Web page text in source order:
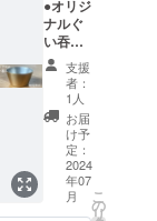
します
受付番
号をご
記入く
ださ
い。 問
い合わ
フォー
https://
地解散
となり
ます。
交通費
は自己
負担）
開催日
月・
火・金
～日 9
時～15
時まで
ミノル
製作
所 ※上
越新幹
線燕三
条駅か
ら車で
約8分
（現地
集合現
地解散
となり
たお写
真を
メール
でお送
りさせ
ていた
だきま
す。 ※
お申込
みの
際、
「備考
●オリジ
ナルぐ
い吞み
１点 ※
職人実
演付き
写真は
真鍮で
すが、
銅も選
べま
す。 職
支援
者：
1人
お届
け予
定：
2024
年07
月
こ
の
リ